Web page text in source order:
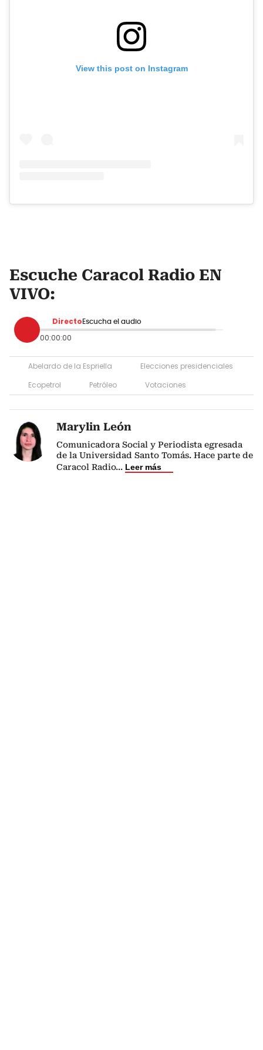
View this post on Instagram
Escuche Caracol Radio EN
VIVO:
Directo Escucha el audio
00:00:00
Abelardo de la Espriella
Elecciones presidenciales
Ecopetrol
Petróleo Votaciones
Marylin León
Comunicadora Social y Periodista egresada
de la Universidad Santo Tomás. Hace parte de
Caracol Radio... Leer más